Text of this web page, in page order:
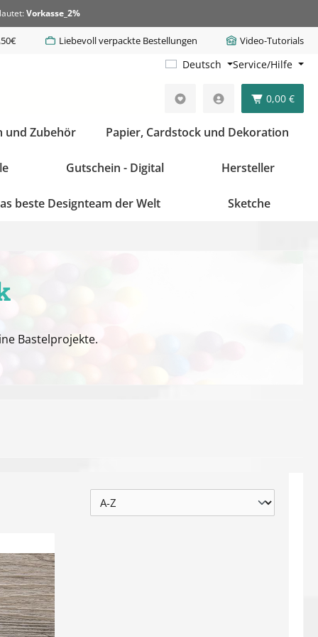
Vorkasse_2%
Liebevoll verpackte Bestellungen Video-Tutorials
Deutsch Service/Hilfe
0,00 €
und Zubehör Papier, Cardstock und Dekoration
Gutschein - Digital Hersteller
beste Designteam der Welt Sketche
Bastelprojekte.